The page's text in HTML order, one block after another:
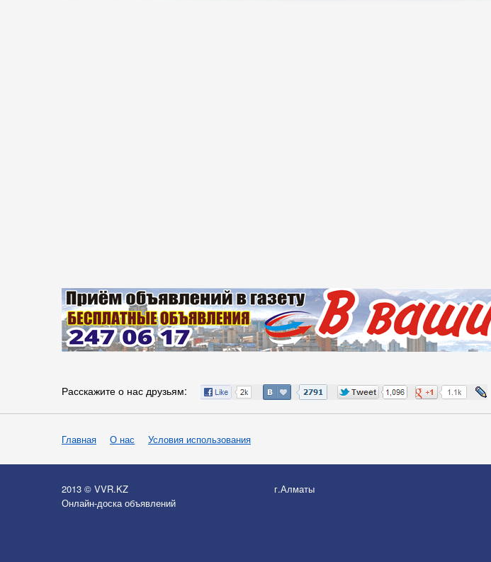
Расскажите о нас друзьям:
Главная О нас Условия использования
2013 © VVR.KZ
Онлайн-доска объявлений
г.Алматы